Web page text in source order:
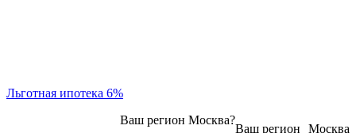
Льготная ипотека 6%
Москва
Ваш регион
Ваш регион Москва?